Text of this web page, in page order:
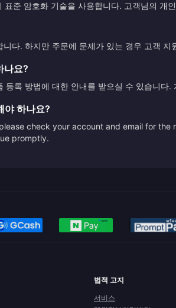
준 암호화 기술을 사용합니다. 고객님의 개
다. 하지만 주문에 문제가 있는 경우 고객
나요?
등록 방법에 대한 안내를 받으실 수 있습니
야 하나요?
check your account and email for
promptly.
법적 고지
서비스